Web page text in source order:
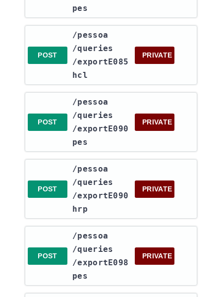
pes
POST
​/pessoa​
/queries​
/exportE085
hcl
PRIVATE
POST
​/pessoa​
/queries​
/exportE090
pes
PRIVATE
POST
​/pessoa​
/queries​
/exportE090
hrp
PRIVATE
POST
​/pessoa​
/queries​
/exportE098
pes
PRIVATE